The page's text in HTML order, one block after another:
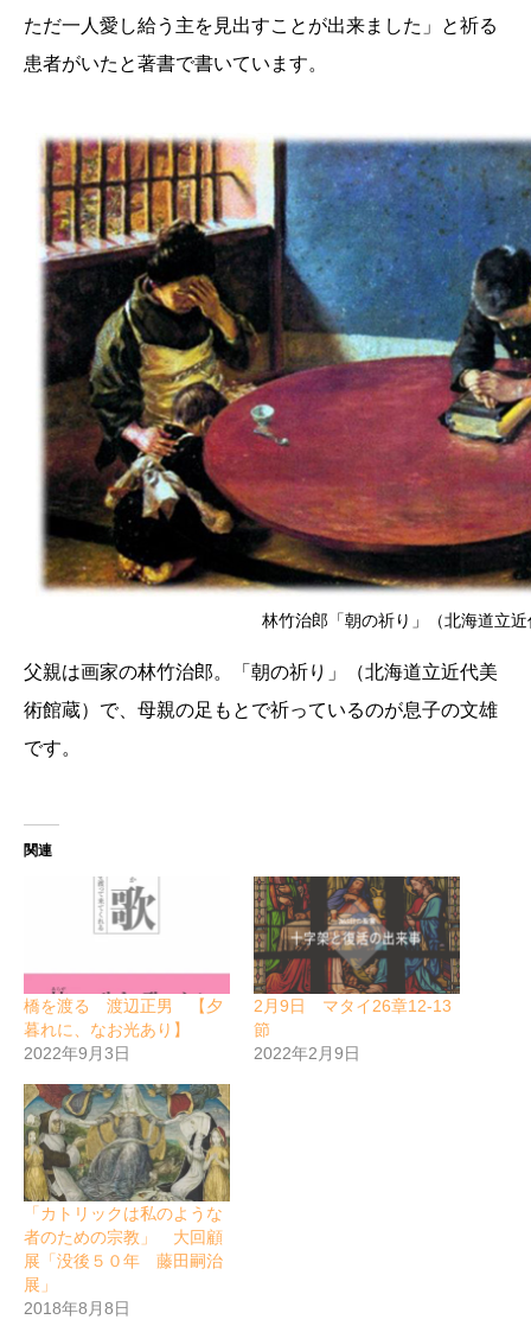
ただ一人愛し給う主を見出すことが出来ました」と祈る
患者がいたと著書で書いています。
林竹治郎「朝の祈り」（北海道立
父親は画家の林竹治郎。「朝の祈り」（北海道立近代美
術館蔵）で、母親の足もとで祈っているのが息子の文雄
です。
関連
橋を渡る 渡辺正男 【夕
暮れに、なお光あり】
2022年9月3日
2月9日 マタイ26章12-13
節
2022年2月9日
「カトリックは私のような
者のための宗教」 大回顧
展「没後５０年 藤田嗣治
展」
2018年8月8日